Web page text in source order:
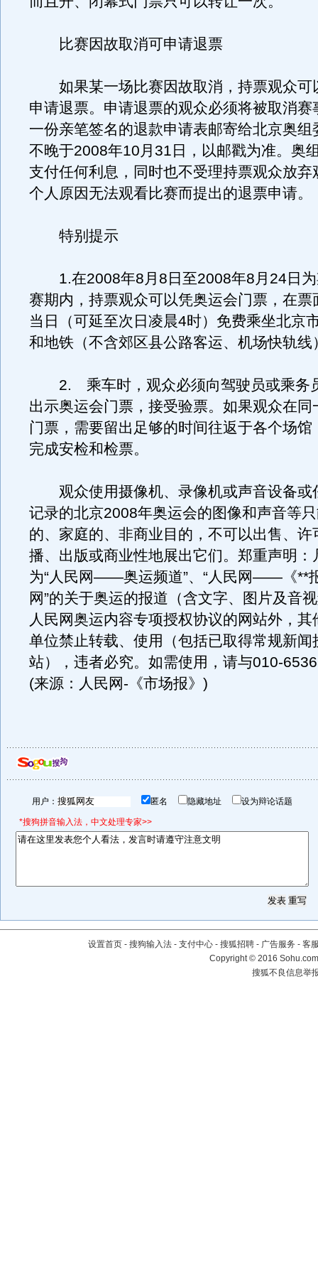
比赛因故取消可申请退票
如果某一场比赛因故取消，持票观众可
申请退票。申请退票的观众必须将被取消赛
一份亲笔签名的退款申请表邮寄给北京奥组
不晚于2008年10月31日，以邮戳为准。奥
支付任何利息，同时也不受理持票观众放弃
个人原因无法观看比赛而提出的退票申请。
特别提示
1.在2008年8月8日至2008年8月24日为
赛期内，持票观众可以凭奥运会门票，在票
当日（可延至次日凌晨4时）免费乘坐北京
和地铁（不含郊区县公路客运、机场快轨线
2. 乘车时，观众必须向驾驶员或乘务
出示奥运会门票，接受验票。如果观众在同
门票，需要留出足够的时间往返于各个场馆
完成安检和检票。
观众使用摄像机、录像机或声音设备或
记录的北京2008年奥运会的图像和声音等
的、家庭的、非商业目的，不可以出售、许
播、出版或商业性地展出它们。郑重声明：
为“人民网――奥运频道”、“人民网――《**
网”的关于奥运的报道（含文字、图片及音
人民网奥运内容专项授权协议的网站外，其
单位禁止转载、使用（包括已取得常规新闻
站），违者必究。如需使用，请与010-
(来源：人民网-《市场报》)
用户： 匿名 隐藏地址 设为辩论话题
*搜狗拼音输入法，中文处理专家>>
设置首页 - 搜狗输入法 - 支付中心 - 搜狐招聘 - 广告服务 - 客
Copyright©2016
搜狐不良信息举